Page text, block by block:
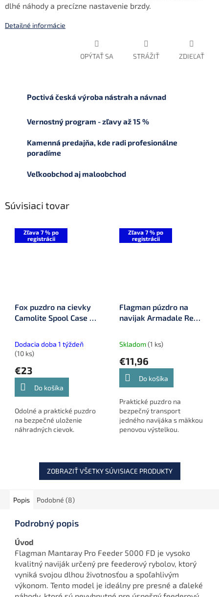
dlhé náhody a precízne nastavenie brzdy.
Detailné informácie
OPÝTAŤ SA STRÁŽIŤ ZDIEĽAŤ
Poctivá česká výroba nástrah a návnad
Vernostný program - zľavy až 15 %
Kamenná predajňa, kde radi profesionálne
poradíme
Veľkoobchod aj maloobchod
Súvisiaci tovar
Zľava 7 % po
registrácii
Fox puzdro na cievky
Camolite Spool Case 4x
Dodacia doba 1 týždeň
(10 ks)
€23
Do košíka
Odolné a praktické puzdro
na bezpečné uloženie
náhradných cievok.
Zľava 7 % po
registrácii
Flagman púzdro na
navijak Armadale Reel
(ARMRC1)
Skladom(1 ks)
€11,96
Do košíka
Praktické puzdro na
bezpečný transport
jedného navijáka s mäkkou
penovou výstelkou.
ZOBRAZIŤ VŠETKY SÚVISIACE PRODUKTY
Popis Podobné (8)
Podrobný popis
Úvod
Flagman Mantaray Pro Feeder 5000 FD je vysoko
kvalitný naviják určený pre feederový rybolov, ktorý
vyniká svojou dlhou životnosťou a spoľahlivým
výkonom. Tento model je ideálny pre presné a ďaleké